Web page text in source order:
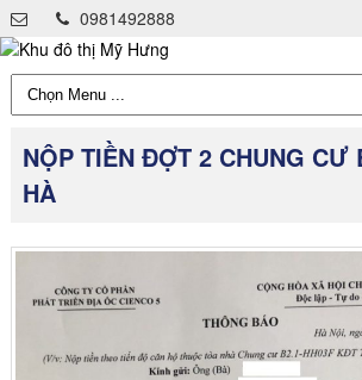
0981492888
NỘP TIỀN ĐỢT 2 CHUNG CƯ
HÀ